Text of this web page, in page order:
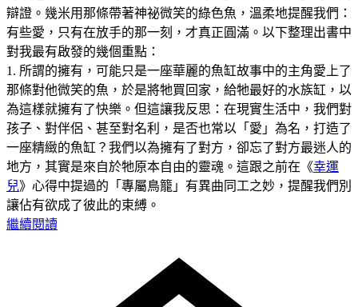
辯證。幾米用那條帶著神祕微笑的綠色魚，溫柔地提醒我們：
有些愛，只有在放手的那一刻，才真正圓滿。以下整理出書中
對我最有啟發的幾個重點：
1. 所謂的擁有，可能只是一座華麗的魚缸故事中的主角愛上了
那條對他微笑的魚，於是將牠買回家，給牠最好的水族缸，以
為這樣就擁有了快樂。但這讓我反思：在現實生活中，我們對
孩子、對伴侶、甚至對名利，是否也常以「愛」為名，打造了
一座精緻的魚缸？我們以為擁有了對方，卻忘了對方最迷人的
地方，其實是來自於牠原本自由的靈魂。這跟之前在《幸運
兒》心得中提過的「專屬鳥籠」有異曲同工之妙，提醒我們別
讓佔有欲成了彼此的束縛。
繼續閱讀